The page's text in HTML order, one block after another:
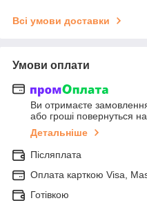
Всі умови доставки
Умови оплати
Ви отримаєте
або гроші повернуться
Детальніше
Післяплата
Оплата карткою Visa,
Готівкою